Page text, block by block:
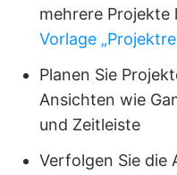
mehrere
Vorlage
Planen Sie
Ansichten wie
und Zeitleiste
Verfolgen Sie die